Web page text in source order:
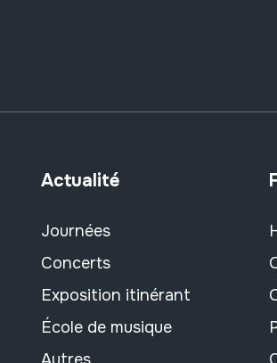
Actualité
Journées
Concerts
Exposition itinérant
École de musique